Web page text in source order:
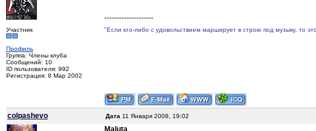
Участник
Профиль
Группа: Члены клуба
Сообщений: 10
ID пользователя: 992
Регистрация: 8 Мар 2002
--------------------
"Если кто-либо с удовольствием марширует в строю под музыку, то
colpashevo
Дата 11 Января 2008, 19:02